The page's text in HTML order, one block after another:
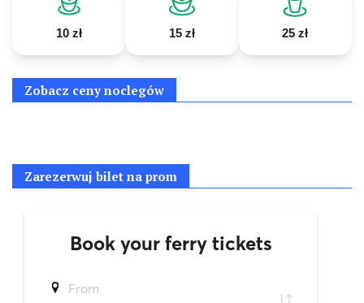
10 zł 15 zł 25 zł
Zobacz ceny noclegów
Zarezerwuj bilet na prom